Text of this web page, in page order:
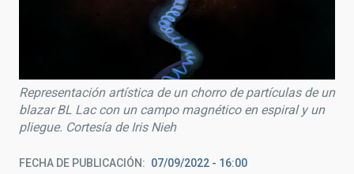
Representación artística de un chorro de partículas de un
blazar BL Lac con un campo magnético en espiral y un
pliegue. Cortesía de Iris Nieh
FECHA DE PUBLICACIÓN 07/09/2022 - 16:00